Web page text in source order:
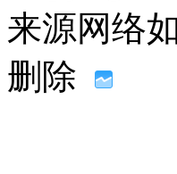
来源网络
删除